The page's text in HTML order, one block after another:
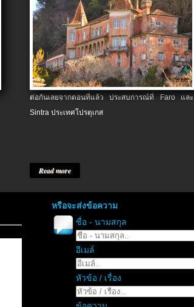
ต่อกันเลยจากตอนที่แล้ว ประสบการณ์ที่ Faro และ
Sintra ประเทศโปรตุเกส
Read more
หรือจะส่งข้อความ
ชื่อ - นามสกุล
อีเมล์
หัวข้อ / เรื่อง